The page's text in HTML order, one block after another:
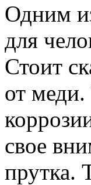
Одним
для
Стоит
от меди.
свое
прутка.